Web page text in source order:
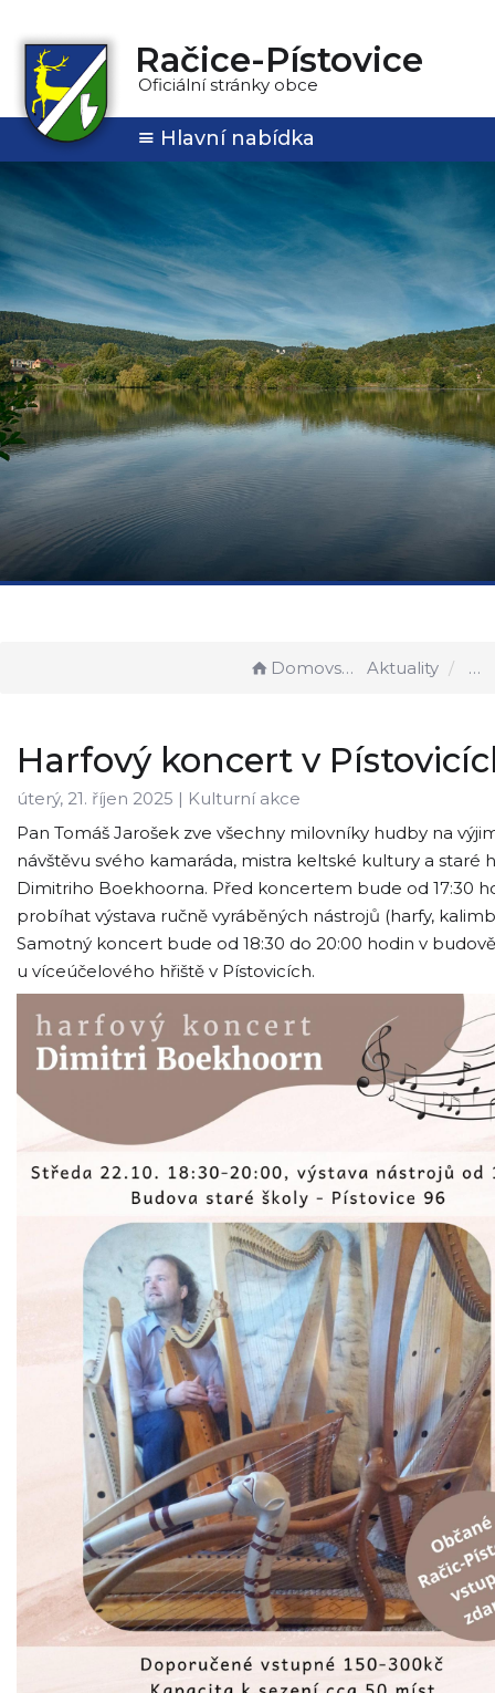
Račice-Pístovice
Oficiální stránky obce
Hlavní nabídka
Domovská stránka Aktuality
Harfový koncert v
úterý, 21. říjen 2025 | Kulturní akce
Pan Tomáš Jarošek zve všechny milovníky hudby na
návštěvu svého kamaráda, mistra keltské kultury a staré
Dimitriho Boekhoorna. Před koncertem bude od 17:30
probíhat výstava ručně vyráběných nástrojů (harfy,
Samotný koncert bude od 18:30 do 20:00 hodin v
u víceúčelového hřiště v Pístovicích.